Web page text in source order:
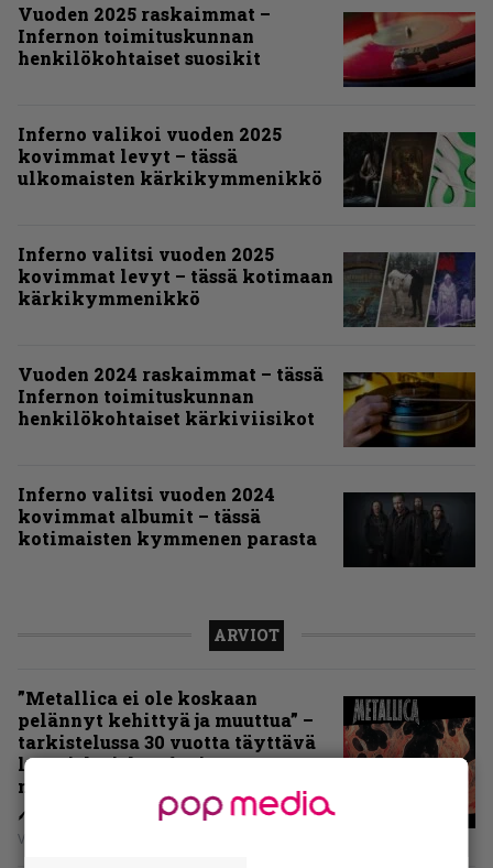
Vuoden 2025 raskaimmat –
Infernon toimituskunnan
henkilökohtaiset suosikit
Inferno valikoi vuoden 2025
kovimmat levyt – tässä
ulkomaisten kärkikymmenikkö
Inferno valitsi vuoden 2025
kovimmat levyt – tässä kotimaan
kärkikymmenikkö
Vuoden 2024 raskaimmat – tässä
Infernon toimituskunnan
henkilökohtaiset kärkiviisikot
Inferno valitsi vuoden 2024
kovimmat albumit – tässä
kotimaisten kymmenen parasta
ARVIOT
”Metallica ei ole koskaan
pelännyt kehittyä ja muuttua” –
tarkistelussa 30 vuotta täyttävä
levy, joka jakaa fanien
mielipiteet
Vesa Siltanen